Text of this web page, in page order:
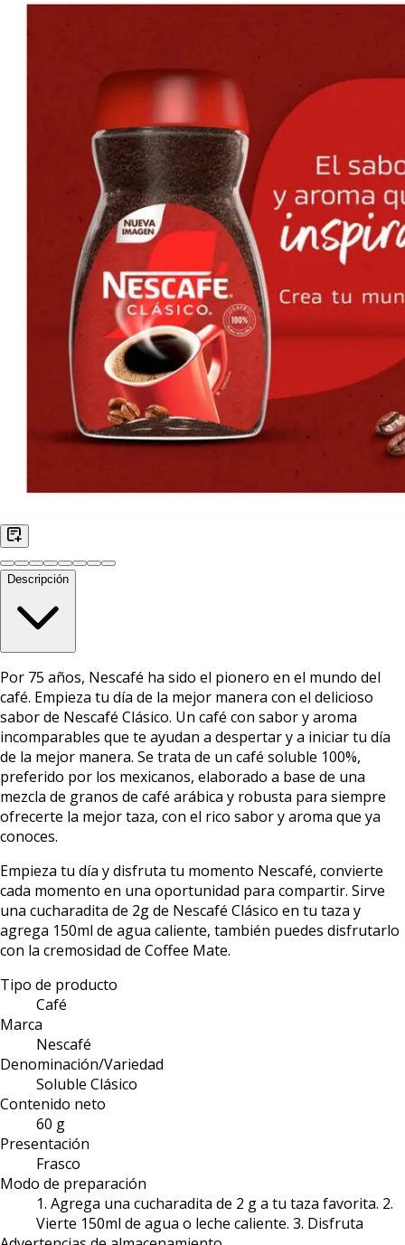
Descripción
Por 75 años, Nescafé ha sido el pionero en el mundo del
café. Empieza tu día de la mejor manera con el delicioso
sabor de Nescafé Clásico. Un café con sabor y aroma
incomparables que te ayudan a despertar y a iniciar tu día
de la mejor manera. Se trata de un café soluble 100%,
preferido por los mexicanos, elaborado a base de una
mezcla de granos de café arábica y robusta para siempre
ofrecerte la mejor taza, con el rico sabor y aroma que ya
conoces.
Empieza tu día y disfruta tu momento Nescafé, convierte
cada momento en una oportunidad para compartir. Sirve
una cucharadita de 2g de Nescafé Clásico en tu taza y
agrega 150ml de agua caliente, también puedes disfrutarlo
con la cremosidad de Coffee Mate.
Tipo de producto
Café
Marca
Nescafé
Denominación/Variedad
Soluble Clásico
Contenido neto
60 g
Presentación
Frasco
Modo de preparación
1. Agrega una cucharadita de 2 g a tu taza favorita. 2.
Vierte 150ml de agua o leche caliente. 3. Disfruta